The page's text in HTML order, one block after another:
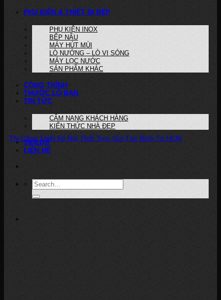
PHỤ KIỆN & THIẾT BỊ BẾP
PHỤ KIỆN INOX
BẾP NẤU
MÁY HÚT MÙI
LÒ NƯỚNG – LÒ VI SÓNG
MÁY LỌC NƯỚC
SẢN PHẨM KHÁC
CÔNG TRÌNH
THƯỚC LỖ BAN
TIN TỨC
CẨM NANG KHÁCH HÀNG
KIẾN THỨC NHÀ ĐẸP
VIDEOS
LIÊN HỆ
Thi Công Thiết Kế Nội Thất Trọn Gói Tân Bình Tp.HCM